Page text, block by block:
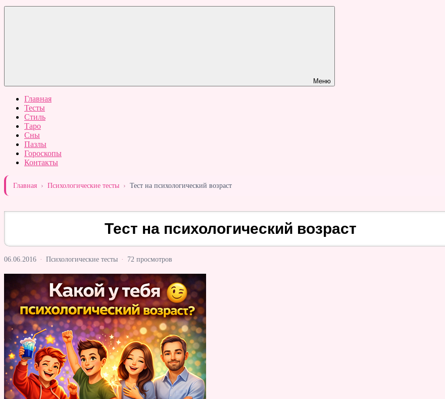
Меню
Главная
Тесты
Стиль
Таро
Сны
Пазлы
Гороскопы
Контакты
Главная › Психологические тесты › Тест на психологический возраст
Тест на психологический возраст
06.06.2016 · Психологические тесты · 72 просмотров